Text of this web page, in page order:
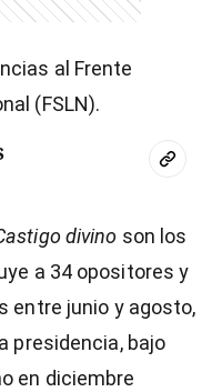
al Frente
(FSLN).
divino son los
a 34 opositores y
entre junio y agosto,
presidencia, bajo
en diciembre